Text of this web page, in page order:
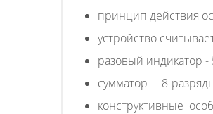
принцип действия
устройство
разовый индикатор
сумматор – 8-
конструктивные